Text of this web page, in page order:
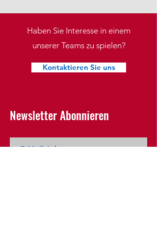
Haben Sie Interesse in einem
unserer Teams zu spielen?
Kontaktieren Sie uns
Newsletter Abonnieren